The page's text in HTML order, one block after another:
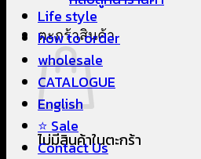
ตะกร้าสินค้า
ไม่มีสินค้าในตะกร้า
Life style
how to order
wholesale
CATALOGUE
English
⭐ Sale
Contact Us